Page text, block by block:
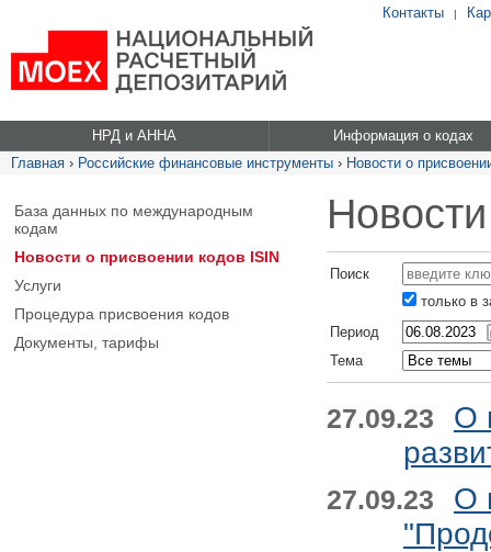
Контакты |
НРД и АННА
Информация о кодах
Главная › Российские финансовые инструменты › Новости о
База данных по международным
кодам
Новости о присвоении кодов ISIN
Услуги
Процедура присвоения кодов
Документы, тарифы
Поиск
только в
Период
Тема
27.09.23
О
27.09.23
О